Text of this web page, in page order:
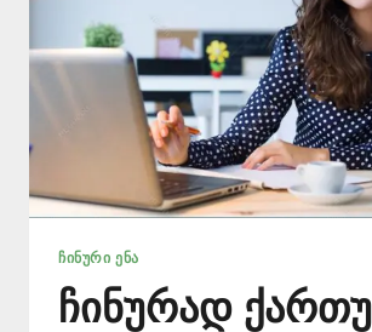
ᲩᲘᲜᲣᲠᲘ ᲔᲜᲐ
ჩინურად